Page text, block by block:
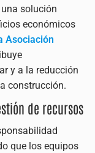
solución
económicos
Asociación
y a la reducción
construcción.
de recursos
que los equipos